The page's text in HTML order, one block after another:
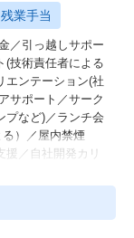
残業手当
／引っ越しサポー
(技術責任者による
エンテーション(社
サポート／サーク
プなど)／ランチ会
）／屋内禁煙
／自社開発カリ